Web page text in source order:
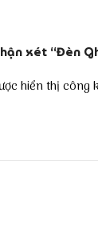
xét “Đèn
hiển thị công